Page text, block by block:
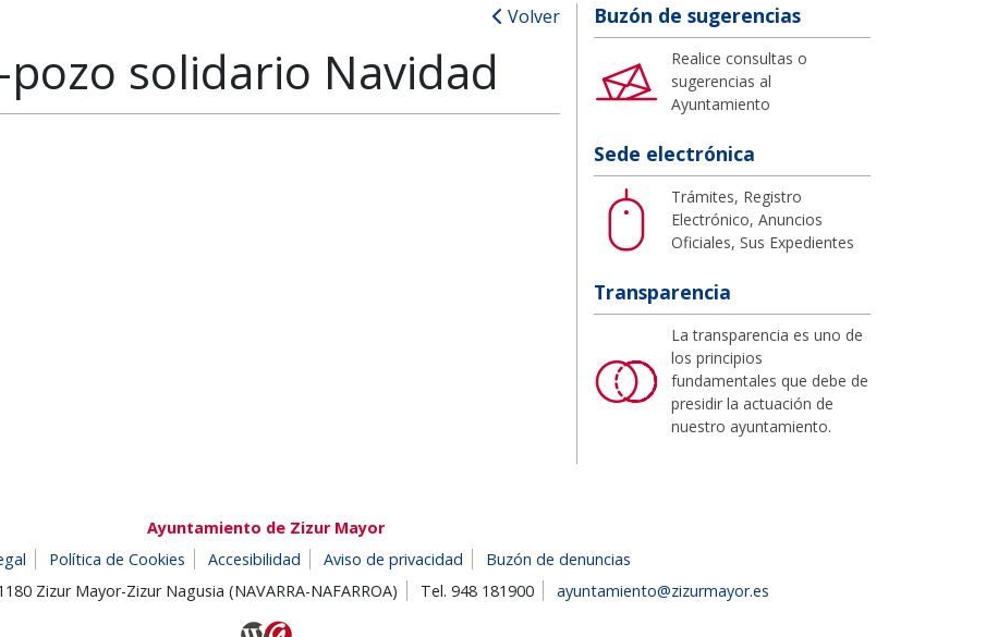
Volver
solidario Navidad
Buzón de sugerencias
Realice consultas o
sugerencias al
Ayuntamiento
Sede electrónica
Trámites, Registro
Electrónico, Anuncios
Oficiales, Sus Expedientes
Transparencia
La transparencia es uno de
los principios
fundamentales que debe de
presidir la actuación de
nuestro ayuntamiento.
Ayuntamiento de Zizur Mayor
Política de Cookies Accesibilidad Aviso de privacidad
Buzón de denuncias
Zizur Mayor-Zizur Nagusia (NAVARRA-NAFARROA)
Tel. 948 181900 ayuntamiento@zizurmayor.es